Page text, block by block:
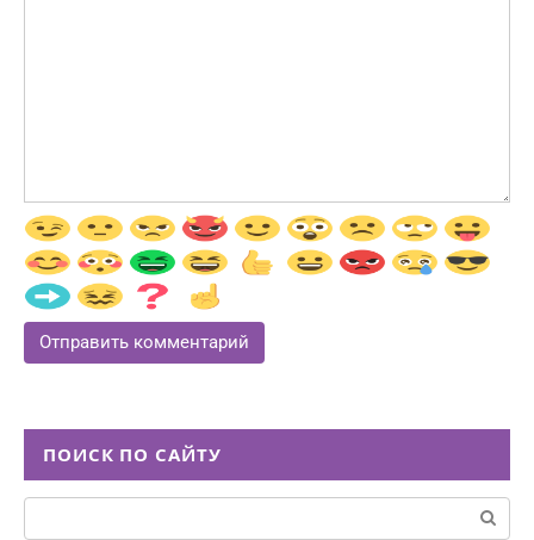
ПОИСК ПО САЙТУ
Поиск: